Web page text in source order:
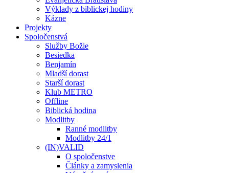
Výklady z biblickej hodiny
Kázne
Projekty
Spoločenstvá
Služby Božie
Besiedka
Benjamín
Mladší dorast
Starší dorast
Klub METRO
Offline
Biblická hodina
Modlitby
Ranné modlitby
Modlitby 24/1
(IN)VALID
O spoločenstve
Články a zamyslenia